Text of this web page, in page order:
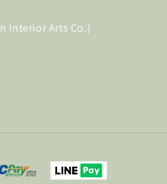
Interior Arts Co.)